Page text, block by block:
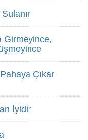
Girmeyince,
Çıkar
İyidir